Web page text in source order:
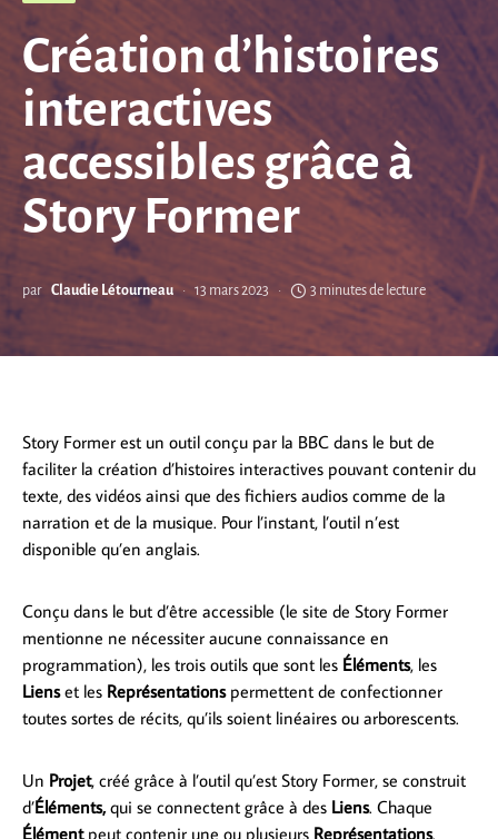
Création d’histoires
interactives
accessibles grâce à
Story Former
par Claudie Létourneau 13 mars 2023 3 minutes de lecture
Story Former est un outil conçu par la BBC dans le but de
faciliter la création d’histoires interactives pouvant contenir du
texte, des vidéos ainsi que des fichiers audios comme de la
narration et de la musique. Pour l’instant, l’outil n’est
disponible qu’en anglais.
Conçu dans le but d’être accessible (le site de Story Former
mentionne ne nécessiter aucune connaissance en
programmation), les trois outils que sont les Éléments, les
Lienset les Représentationspermettent de confectionner
toutes sortes de récits, qu’ils soient linéaires ou arborescents.
Un Projet, créé grâce à l’outil qu’est Story Former, se construit
d’Éléments,qui se connectent grâce à des Liens. Chaque
Élémentpeut contenir une ou plusieurs Représentations.